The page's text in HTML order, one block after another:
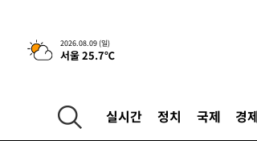
2026.08.09 (일)
서울 25.7℃
실시간 정치 국제 경
10시간 전 >[속보]뉴욕증시 상승 마감…S&P
-22768초 전 >이란 "호르무즈 재개방 합의 근접
한민수·김용 순
-13768초 전 >
[속보]김민석, 與 전대 당원투표
청래 44.56%
-13050초 전 >